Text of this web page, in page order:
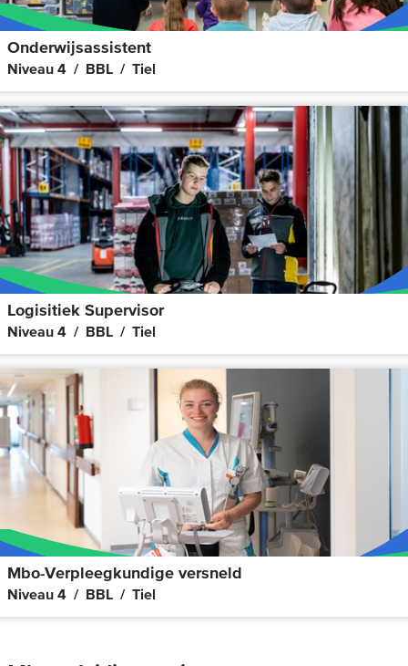
Onderwijsassistent
Niveau 4 BBL Tiel
Logisitiek Supervisor
Niveau 4 BBL Tiel
Mbo-Verpleegkundige versneld
Niveau 4 BBL Tiel